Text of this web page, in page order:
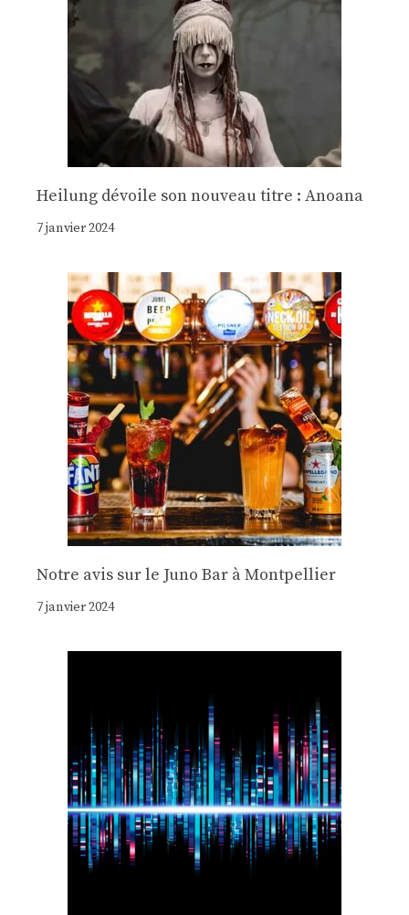
Heilung dévoile son nouveau titre : Anoana
7 janvier 2024
Notre avis sur le Juno Bar à Montpellier
7 janvier 2024